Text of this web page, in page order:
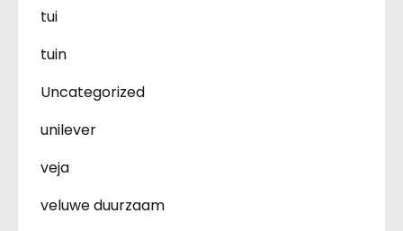
tui
tuin
Uncategorized
unilever
veja
veluwe duurzaam